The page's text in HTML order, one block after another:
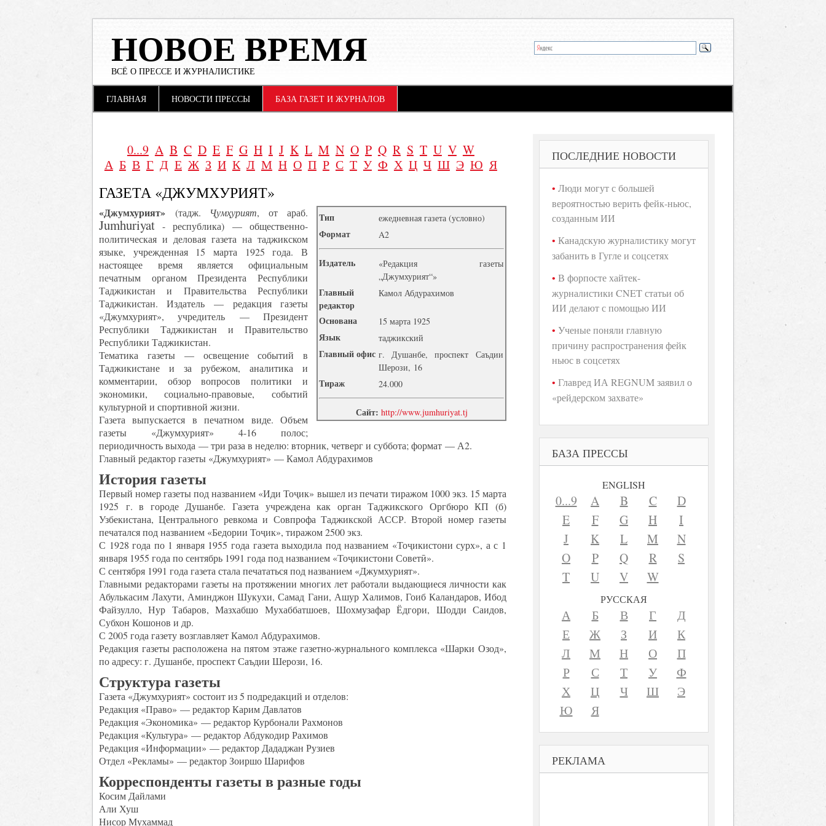
НОВОЕ ВРЕМЯ
ВСЁ О ПРЕССЕ И ЖУРНАЛИСТИКЕ
Main menu
ГЛАВНАЯ НОВОСТИ ПРЕССЫ БАЗА ГАЗЕТ И ЖУРНАЛОВ
0...9 A B C D E F G H I J K L M N O P Q R S T U V W
А Б В Г Д Е Ж З И К Л М Н О П Р С Т У Ф Х Ц Ч Ш Э Ю Я
ГАЗЕТА «ДЖУМХУРИЯТ»
Tип ежедневная газета (условно)
Формат A2
Издатель
«Редакция газеты
„Джумхурият“»
Главный
редактор
Камол Абдурахимов
Основана 15 марта 1925
Язык таджикский
Главный офис г. Душанбе, проспект Саъдии
Шерози, 16
Тираж 24.000
Сайт: http://www.jumhuriyat.tj
«Джумхурият» (тадж. Ҷумҳурият, от араб.
Jumhuriyat ‎‎ - республика) — общественно-
политическая и деловая газета на таджикском
языке, учрежденная 15 марта 1925 года. В
настоящее время является официальным
печатным органом Президента Республики
Таджикистан и Правительства Республики
Таджикистан. Издатель — редакция газеты
«Джумхурият», учредитель — Президент
Республики Таджикистан и Правительство
Республики Таджикистан.
Тематика газеты — освещение событий в
Таджикистане и за рубежом, аналитика и
комментарии, обзор вопросов политики и
экономики, социально-правовые, событий
культурной и спортивной жизни.
Газета выпускается в печатном виде. Объем
газеты «Джумхурият» 4-16 полос;
периодичность выхода — три раза в неделю: вторник, четверг и суббота; формат — А2.
Главный редактор газеты «Джумхурият» — Камол Абдурахимов
История газеты
Первый номер газеты под названием «Иди Тоҷик» вышел из печати тиражом 1000 экз. 15 марта
1925 г. в городе Душанбе. Газета учреждена как орган Таджикского Оргбюро КП (б)
Узбекистана, Центрального ревкома и Совпрофа Таджикской АССР. Второй номер газеты
печатался под названием «Бедории Тоҷик», тиражом 2500 экз.
С 1928 года по 1 января 1955 года газета выходила под названием «Тоҷикистони сурх», а с 1
января 1955 года по сентябрь 1991 года под названием «Тоҷикистони Советӣ».
С сентября 1991 года газета стала печататься под названием «Джумхурият».
Главными редакторами газеты на протяжении многих лет работали выдающиеся личности как
Абулькасим Лахути, Аминджон Шукухи, Самад Гани, Ашур Халимов, Гоиб Каландаров, Ибод
Файзулло, Нур Табаров, Мазхабшо Мухаббатшоев, Шохмузафар Ёдгори, Шодди Саидов,
Субхон Кошонов и др.
С 2005 года газету возглавляет Камол Абдурахимов.
Редакция газеты расположена на пятом этаже газетно-журнального комплекса «Шарки Озод»,
по адресу: г. Душанбе, проспект Саъдии Шерози, 16.
Структура газеты
Газета «Джумхурият» состоит из 5 подредакций и отделов:
Редакция «Право» — редактор Карим Давлатов
Редакция «Экономика» — редактор Курбонали Рахмонов
Редакция «Культура» — редактор Абдукодир Рахимов
Редакция «Информации» — редактор Дададжан Рузиев
Отдел «Рекламы» — редактор Зоиршо Шарифов
Корреспонденты газеты в разные годы
Косим Дайлами
Али Хуш
Нисор Мухаммад
ПОСЛЕДНИЕ НОВОСТИ
Люди могут с большей
вероятностью верить фейк-ньюс,
созданным ИИ
Канадскую журналистику могут
забанить в Гугле и соцсетях
В форпосте хайтек-
журналистики CNET статьи об
ИИ делают с помощью ИИ
Ученые поняли главную
причину распространения фейк
ньюс в соцсетях
Главред ИА REGNUM заявил о
«рейдерском захвате»
БАЗА ПРЕССЫ
ENGLISH
0...9 A B C
D
E
F G H
I
J
K L M
N
O
P Q R
S
T
U V W
РУССКАЯ
А Б В Г
Д
Е
Ж З И
К
Л
М Н О
П
Р
С Т У
Ф
Х
Ц Ч Ш
Э
Ю
Я
РЕКЛАМА